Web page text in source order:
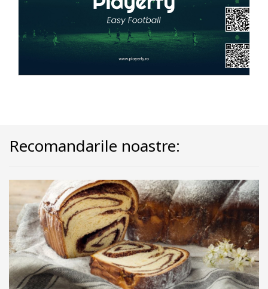
Recomandarile noastre: